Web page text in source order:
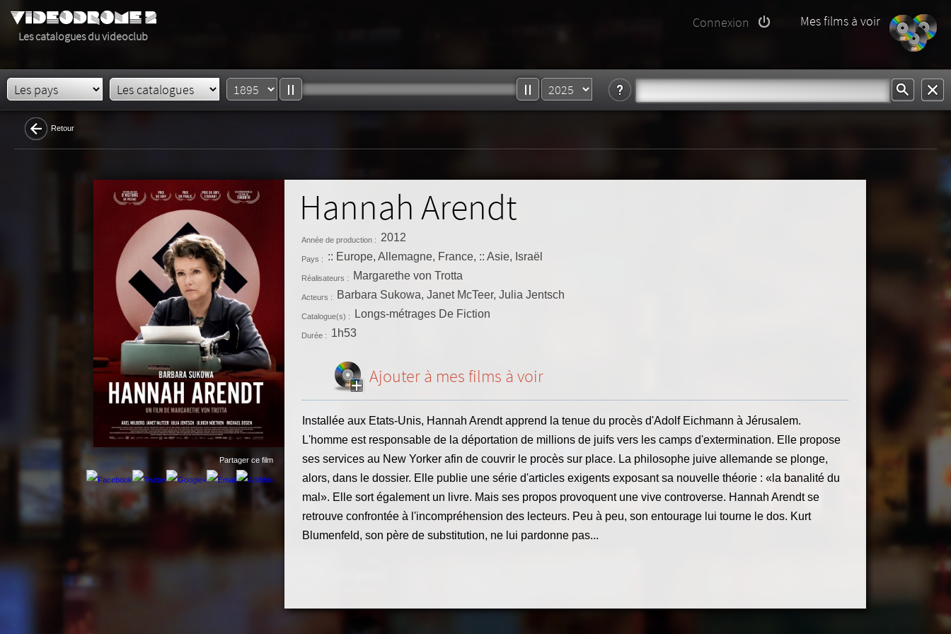
Les catalogues du videoclub
Mes films à voir
Connexion
Retour
Partager ce film
Hannah Arendt
Année de production : 2012
Pays : :: Europe, Allemagne, France, :: Asie, Israël
Réalisateurs : Margarethe von Trotta
Acteurs : Barbara Sukowa, Janet McTeer, Julia Jentsch
Catalogue(s) : Longs-métrages De Fiction
Durée : 1h53
Ajouter à mes films à voir
Installée aux Etats-Unis, Hannah Arendt apprend la tenue du procès d'Adolf Eichmann à Jérusalem.
L'homme est responsable de la déportation de millions de juifs vers les camps d'extermination. Elle propose
ses services au New Yorker afin de couvrir le procès sur place. La philosophe juive allemande se plonge,
alors, dans le dossier. Elle publie une série d'articles exigents exposant sa nouvelle théorie : «la banalité du
mal». Elle sort également un livre. Mais ses propos provoquent une vive controverse. Hannah Arendt se
retrouve confrontée à l'incompréhension des lecteurs. Peu à peu, son entourage lui tourne le dos. Kurt
Blumenfeld, son père de substitution, ne lui pardonne pas...